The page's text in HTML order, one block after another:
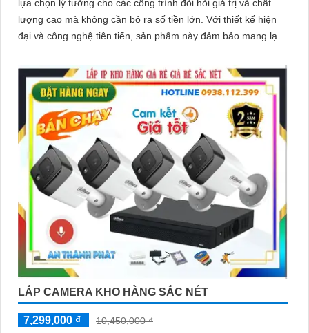
lựa chọn lý tưởng cho các công trình đòi hỏi giá trị và chất
lượng cao mà không cần bỏ ra số tiền lớn. Với thiết kế hiện
đại và công nghệ tiên tiến, sản phẩm này đảm bảo mang lại
LẮP CAMERA KHO HÀNG SẮC NÉT
7,299,000 ₫
10,450,000 ₫